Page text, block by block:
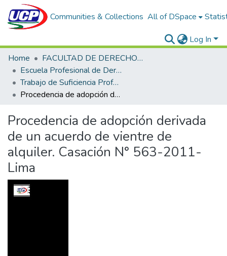
Communities & Collections All of DSpace
Log In
Home
FACULTAD DE DERECHO Y CIENCIAS POLÍTICAS
Escuela Profesional de Derecho
Trabajo de Suficiencia Profesional
Procedencia de adopción derivada de un acuerdo de vientre de alquiler. Casación N° 563-2011-Lima
Procedencia de adopción derivada
de un acuerdo de vientre de
alquiler. Casación N° 563-2011-
Lima